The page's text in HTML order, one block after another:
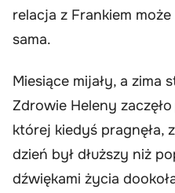
relacja z Frankiem
sama.
Miesiące mijały, a zima
Zdrowie Heleny
której kiedyś pragnęła,
dzień był dłuższy niż
dźwiękami życia